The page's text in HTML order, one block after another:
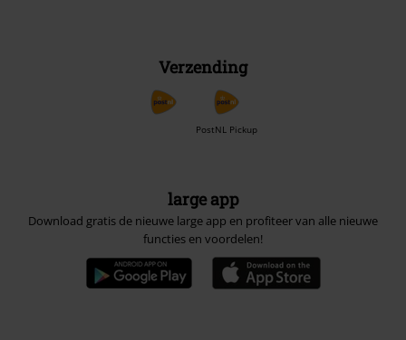
Verzending
PostNL Pickup
large app
Download gratis de nieuwe large app en profiteer van alle nieuwe
functies en voordelen!